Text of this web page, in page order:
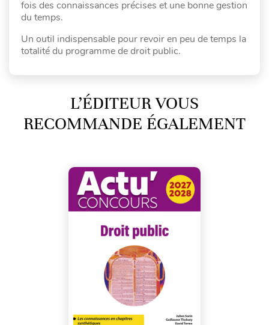
fois des connaissances précises et une bonne gestion
du temps.
Un outil indispensable pour revoir en peu de temps la
totalité du programme de droit public.
L’ÉDITEUR VOUS
RECOMMANDE ÉGALEMENT